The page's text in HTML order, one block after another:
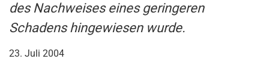
des Nachweises eines geringeren
Schadens hingewiesen wurde.
23. Juli 2004